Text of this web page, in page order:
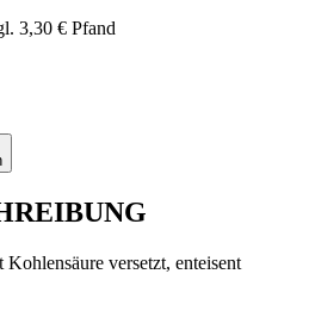
3,30 € Pfand
versetzt, enteisent